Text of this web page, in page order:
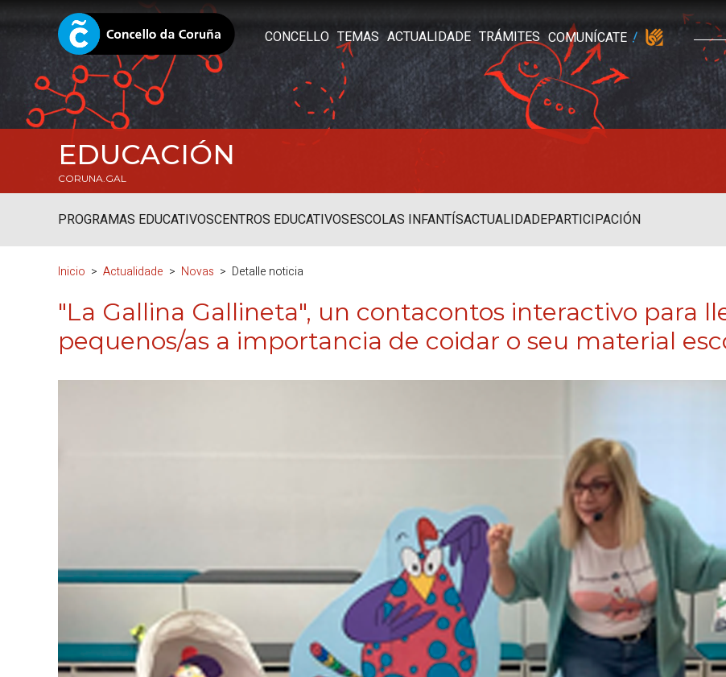
CONCELLO TEMAS ACTUALIDADE TRÁMITES COMUNÍCATE
EDUCACIÓN
CORUNA.GAL
PROGRAMAS EDUCATIVOSCENTROS EDUCATIVOSESCOLAS INFANTÍSACTUALIDADEPARTICIPACIÓN
Inicio Actualidade Novas Detalle noticia
"La Gallina Gallineta", un contacontos interactivo para
pequenos/as a importancia de coidar o seu material